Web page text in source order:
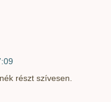
részt szívesen.